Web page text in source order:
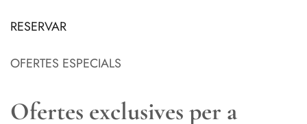
RESERVAR
OFERTES ESPECIALS
Ofertes exclusives per a